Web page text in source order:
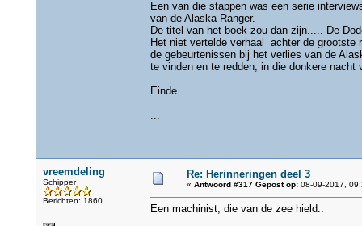
Een van die stappen was een serie
van de Alaska Ranger.
De titel van het boek zou dan zijn..... De
Het niet vertelde verhaal achter de grootste
de gebeurtenissen bij het verlies van de
te vinden en te redden, in die donkere nacht
Einde
...
vreemdeling
Schipper
Berichten: 1860
Re: Herinneringen deel 3
« Antwoord #317 Gepost op:08-09-2017,
Een machinist, die van de zee hield..